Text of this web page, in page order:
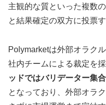
主観的な質といった複数
と結果確定の双方に投票
Polymarketは外部オラク
社内チームによる裁定を
ッドではバリデーター集
となっており、外部オラ